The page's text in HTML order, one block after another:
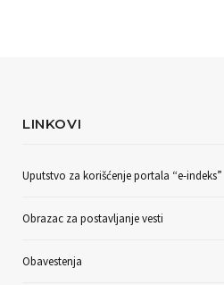
LINKOVI
Uputstvo za korišćenje portala “e-indeks”
Obrazac za postavljanje vesti
Obavestenja